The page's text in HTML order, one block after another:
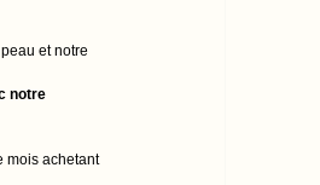
et notre
notre
mois achetant